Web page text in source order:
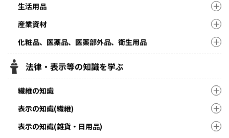
生活用品
産業資材
化粧品、医薬品、医薬部外品、衛生用品
法律・表示等の知識を学ぶ
繊維の知識
表示の知識(繊維)
表示の知識(雑貨・日用品)